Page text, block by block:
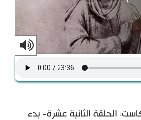
الحلقة الثانية عشرة- بدء